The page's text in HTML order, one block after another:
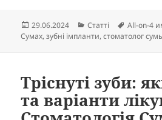
Опубліковано
29.06.2024 Категорії
Статті Позначки
All-on-4
Сумах,зубні імпланти,стоматолог
Тріснуті зуби:
та варіанти